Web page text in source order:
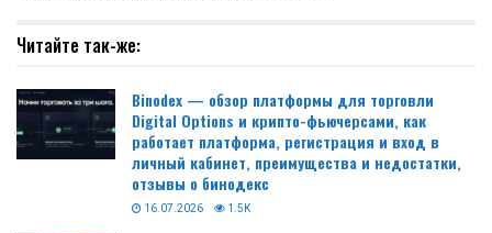
Читайте так-же:
Binodex — обзор платформы для торговли
Digital Options и крипто-фьючерсами, как
работает платформа, регистрация и вход в
личный кабинет, преимущества и недостатки,
отзывы о бинодекс
16.07.2026 1.5K